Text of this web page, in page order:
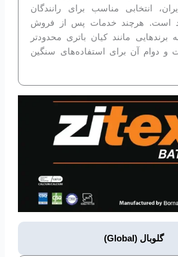
انتخابی مناسب برای رانندگان
است. هرچند خدمات پس از فروش
مانند کیان باتری محدودتر
و دوام آن برای استفاده‌های سنگین
گلوبال (Global)